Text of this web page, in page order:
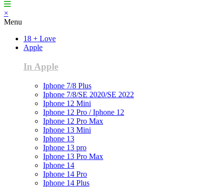
×
Menu
18 + Love
Apple
In Apple
Iphone 7/8 Plus
Iphone 7/8/SE 2020/SE 2022
Iphone 12 Mini
Iphone 12 Pro / Iphone 12
Iphone 12 Pro Max
Iphone 13 Mini
Iphone 13
Iphone 13 pro
Iphone 13 Pro Max
Iphone 14
Iphone 14 Pro
Iphone 14 Plus